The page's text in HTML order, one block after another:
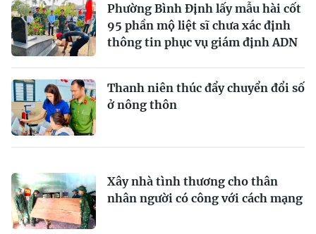
Phường Bình Định lấy mẫu hài cốt
95 phần mộ liệt sĩ chưa xác định
thông tin phục vụ giám định ADN
Thanh niên thúc đẩy chuyển đổi số
ở nông thôn
Xây nhà tình thương cho thân
nhân người có công với cách mạng